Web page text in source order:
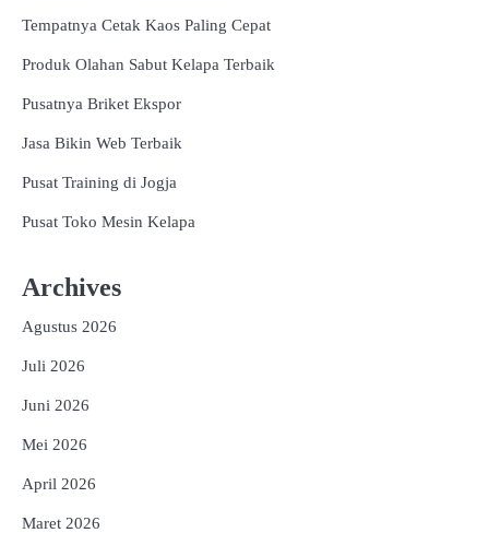
Tempatnya Cetak Kaos Paling Cepat
Produk Olahan Sabut Kelapa Terbaik
Pusatnya Briket Ekspor
Jasa Bikin Web Terbaik
Pusat Training di Jogja
Pusat Toko Mesin Kelapa
Archives
Agustus 2026
Juli 2026
Juni 2026
Mei 2026
April 2026
Maret 2026